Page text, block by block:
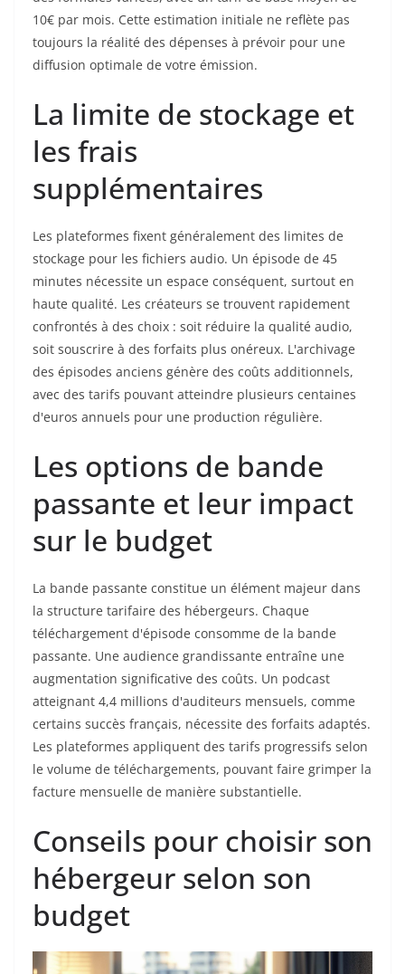
10€ par mois. Cette estimation initiale ne reflète pas
toujours la réalité des dépenses à prévoir pour une
diffusion optimale de votre émission.
La limite de stockage et
les frais
supplémentaires
Les plateformes fixent généralement des limites de
stockage pour les fichiers audio. Un épisode de 45
minutes nécessite un espace conséquent, surtout en
haute qualité. Les créateurs se trouvent rapidement
confrontés à des choix : soit réduire la qualité audio,
soit souscrire à des forfaits plus onéreux. L'archivage
des épisodes anciens génère des coûts additionnels,
avec des tarifs pouvant atteindre plusieurs centaines
d'euros annuels pour une production régulière.
Les options de bande
passante et leur impact
sur le budget
La bande passante constitue un élément majeur dans
la structure tarifaire des hébergeurs. Chaque
téléchargement d'épisode consomme de la bande
passante. Une audience grandissante entraîne une
augmentation significative des coûts. Un podcast
atteignant 4,4 millions d'auditeurs mensuels, comme
certains succès français, nécessite des forfaits adaptés.
Les plateformes appliquent des tarifs progressifs selon
le volume de téléchargements, pouvant faire grimper la
facture mensuelle de manière substantielle.
Conseils pour choisir son
hébergeur selon son
budget